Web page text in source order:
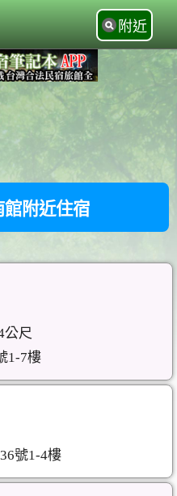
附近
附近住宿
公尺
1-7樓
號1-4樓